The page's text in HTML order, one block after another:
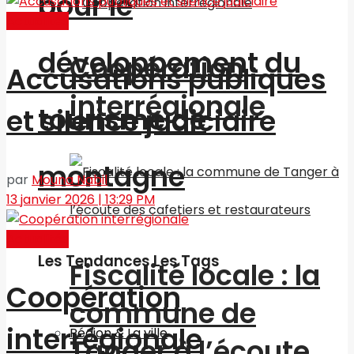
Coopération
interrégionale
Fiscalité locale : la
commune de
développement du
tourisme de
montagne
Les Tendances Les Tags
Région & La ville
Accusations publiques
et silence judiciaire
par Mouna Nabil
13 janvier 2026 | 13:29 PM
Coopération
interrégionale